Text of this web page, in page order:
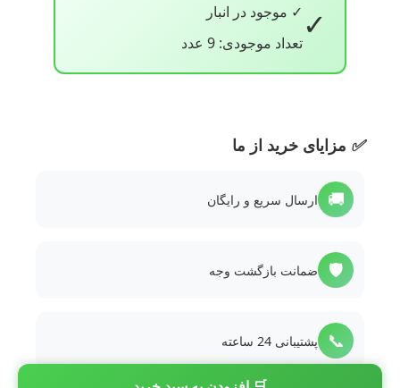
✓ ✓ موجود در انبار
تعداد موجودی: 9 عدد
✅ مزایای خرید از ما
🚚 ارسال سریع و رایگان
🛡️ ضمانت بازگشت وجه
📞 پشتیبانی 24 ساعته